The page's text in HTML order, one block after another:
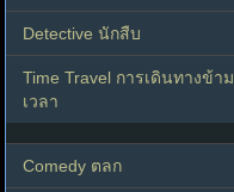
Detective นักสืบ
Time Travel การเดินทางข้าม
เวลา
Comedy ตลก